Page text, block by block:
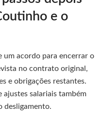
e o
um acordo para encerrar o
no contrato original,
e obrigações restantes.
ajustes salariais também
desligamento.